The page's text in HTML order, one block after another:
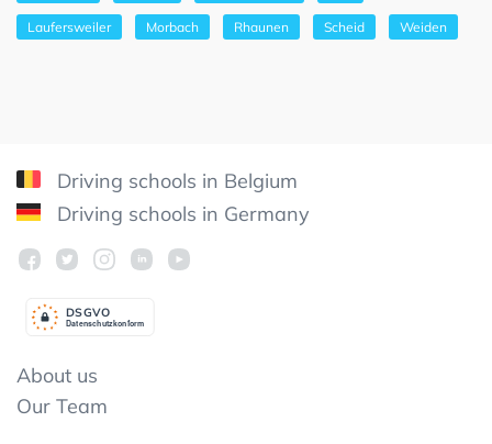
Laufersweiler Morbach Rhaunen Scheid Weiden
Driving schools in Belgium
Driving schools in Germany
Datenschutzkonform
DSGVO
About us
Our Team